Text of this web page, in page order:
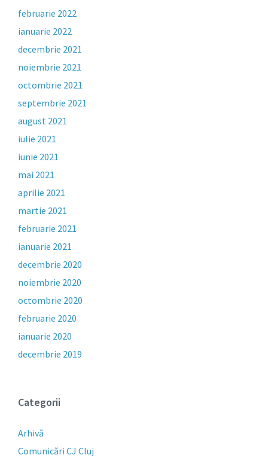
februarie 2022
ianuarie 2022
decembrie 2021
noiembrie 2021
octombrie 2021
septembrie 2021
august 2021
iulie 2021
iunie 2021
mai 2021
aprilie 2021
martie 2021
februarie 2021
ianuarie 2021
decembrie 2020
noiembrie 2020
octombrie 2020
februarie 2020
ianuarie 2020
decembrie 2019
Categorii
Arhivă
Comunicări CJ Cluj